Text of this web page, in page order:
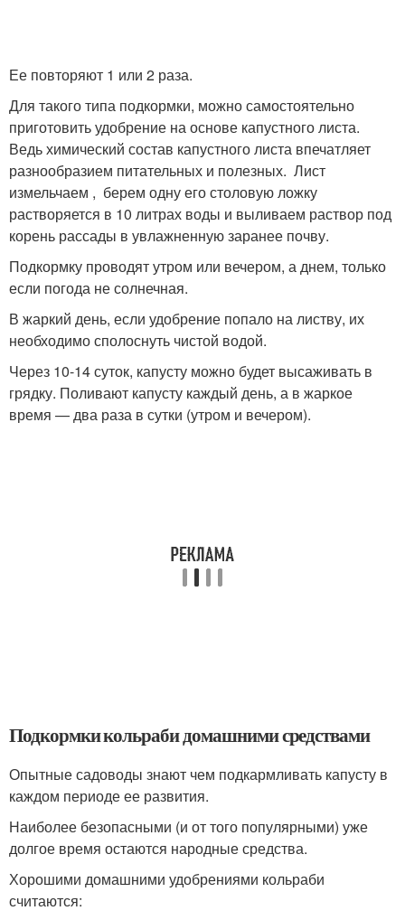
Ее повторяют 1 или 2 раза.
Для такого типа подкормки, можно самостоятельно
приготовить удобрение на основе капустного листа.
Ведь химический состав капустного листа впечатляет
разнообразием питательных и полезных. Лист
измельчаем , берем одну его столовую ложку
растворяется в 10 литрах воды и выливаем раствор под
корень рассады в увлажненную заранее почву.
Подкормку проводят утром или вечером, а днем, только
если погода не солнечная.
В жаркий день, если удобрение попало на листву, их
необходимо сполоснуть чистой водой.
Через 10-14 суток, капусту можно будет высаживать в
грядку. Поливают капусту каждый день, а в жаркое
время — два раза в сутки (утром и вечером).
Подкормки кольраби домашними средствами
Опытные садоводы знают чем подкармливать капусту в
каждом периоде ее развития.
Наиболее безопасными (и от того популярными) уже
долгое время остаются народные средства.
Хорошими домашними удобрениями кольраби
считаются: